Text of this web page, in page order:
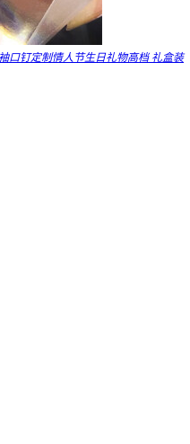
口钉定制情人节生日礼物高档 礼盒装